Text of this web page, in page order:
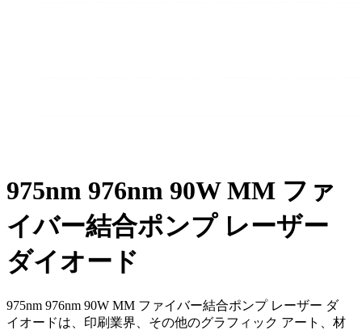
975nm 976nm 90W MM ファ
イバー結合ポンプ レーザー
ダイオード
975nm 976nm 90W MM ファイバー結合ポンプ レーザー ダ
イオードは、印刷業界、その他のグラフィック アート、材